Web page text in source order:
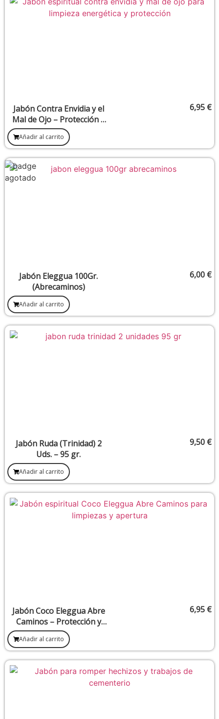
Jabón Contra Envidia y el
Mal de Ojo – Protección y
Limpieza Energética
6,95 €
Añadir al carrito
Jabón Eleggua 100Gr.
(Abrecaminos)
6,00 €
Añadir al carrito
Jabón Ruda (Trinidad) 2
Uds. – 95 gr.
9,50 €
Añadir al carrito
Jabón Coco Eleggua Abre
Caminos – Protección y
Apertura Espiritual
6,95 €
Añadir al carrito